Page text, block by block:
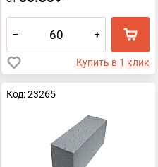
– +
Купить в 1 клик
Код: 23265